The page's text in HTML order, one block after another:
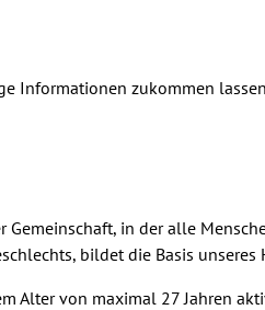
Informationen zukommen
in der alle
bildet die Basis unseres
Alter von maximal 27 Jahren